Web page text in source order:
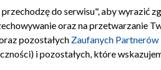
Regulamin TVP
do serwisu", aby wyrazić
oraz na przetwarzanie
pozostałych Zaufanych
i pozostałych, które